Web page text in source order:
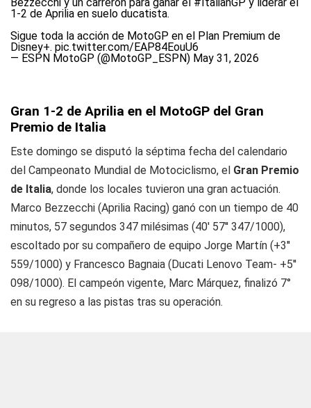
1-2 de Aprilia en suelo ducatista.
Sigue toda la acción de MotoGP en el Plan Premium de
Disney+. pic.twitter.com/EAP84EouU6
— ESPN MotoGP (@MotoGP_ESPN) May 31, 2026
Gran 1-2 de Aprilia en el MotoGP del Gran
Premio de Italia
Este domingo se disputó la séptima fecha del calendario
del Campeonato Mundial de Motociclismo, el Gran Premio
de Italia, donde los locales tuvieron una gran actuación.
Marco Bezzecchi (Aprilia Racing) ganó con un tiempo de 40
minutos, 57 segundos 347 milésimas (40' 57'' 347/1000),
escoltado por su compañero de equipo Jorge Martín (+3''
559/1000) y Francesco Bagnaia (Ducati Lenovo Team- +5''
098/1000). El campeón vigente, Marc Márquez, finalizó 7°
en su regreso a las pistas tras su operación.